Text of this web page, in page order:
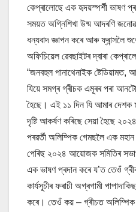
কেপ্ৰালোছে এক হৃদয়স্পৰ্শী ভাষণ
সময়ত অগ্নিশিখা উষ্ম আদৰণি
ধন্যবাদ জ্ঞাপন কৰে আৰু ফ্ৰান্সলৈ
অফিচিয়েল ৱেবছাইটৰ দ্বাৰা
“জনবহুল পানাথেনাইক
যিয়ে সমগ্ৰ গ্ৰীচক এমূৰৰ পৰা
হৈছে। এই ১১ দিন যি আমাৰ দেশক
দৃষ্টি আকৰ্ষণ কৰিছে সেয়া হৈছে
পৰৱৰ্তী অলিম্পিক গেমছলৈ এক
পেৰিছ ২০২৪ আয়োজক সমিতিৰ
এক ভাষণ প্ৰদান কৰে য’ত তেওঁ
কাৰ্যসূচীৰ ফৰাচী অগ্ৰগামী
কৰে। তেওঁ কয় – গ্ৰীচত অলিম্পিক